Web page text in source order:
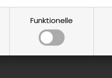
Funktionelle